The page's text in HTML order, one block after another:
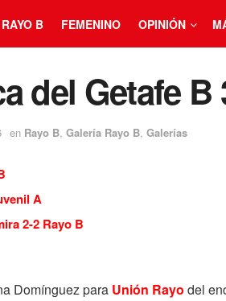
RAYO B FEMENINO OPINIÓN
del Getafe B
en Rayo B, Galería Rayo B, Galerías
A
2-2 Rayo B
Domínguez para Unión Rayo del